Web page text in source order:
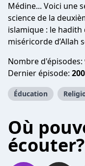
Médine... Voici une
science de la
islamique : le
miséricorde d’Allah
Nombre d'épisodes:
Dernier épisode:
Éducation
Où
écouter?